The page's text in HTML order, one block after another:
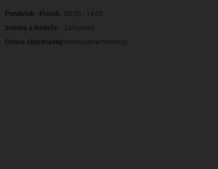
Pondelok - Piatok: 08:00 - 14:00
Sobota a Nedeľa:
Zatvorené
Online objednávky:vybavujeme nonstop